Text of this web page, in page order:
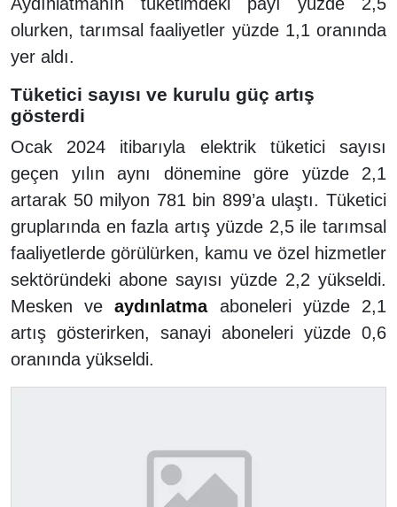
olurken, tarımsal faaliyetler yüzde 1,1 oranında
yer aldı.
Tüketici sayısı ve kurulu güç artış
gösterdi
Ocak 2024 itibarıyla elektrik tüketici sayısı
geçen yılın aynı dönemine göre yüzde 2,1
artarak 50 milyon 781 bin 899’a ulaştı. Tüketici
gruplarında en fazla artış yüzde 2,5 ile tarımsal
faaliyetlerde görülürken, kamu ve özel hizmetler
sektöründeki abone sayısı yüzde 2,2 yükseldi.
Mesken veaydınlatmaaboneleri yüzde 2,1
artış gösterirken, sanayi aboneleri yüzde 0,6
oranında yükseldi.